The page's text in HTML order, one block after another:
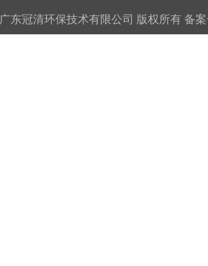
广东冠清环保技术有限公司 版权所有 备